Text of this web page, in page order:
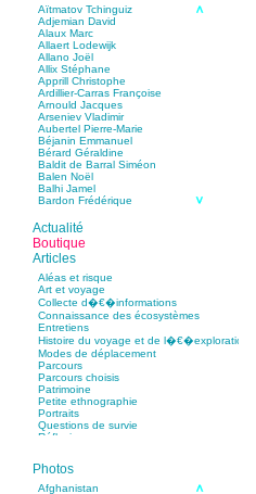
Aïtmatov Tchinguiz
Adjemian David
Alaux Marc
Allaert Lodewijk
Allano Joël
Allix Stéphane
Apprill Christophe
Ardillier-Carras Françoise
Arnould Jacques
Arseniev Vladimir
Aubertel Pierre-Marie
Béjanin Emmanuel
Bérard Géraldine
Baldit de Barral Siméon
Balen Noël
Balhi Jamel
Bardon Frédérique
Bastide Fabien
Baudin Julie
Baujard Jacques
Bazin Sylvain
Bellanger Marc
Bellec Hervé
Belleville Régis
Benestar Géraldine
Benoist Yann
Bertrand Jordane
Bertrandy Antoine
Bezsonov Youri
Bideau Michel-Cosme
Billard Yannick
Blanchet Anne-Lise
Bluntzer Christophe
Bobin Mathieu
Boch Anne-Laure
Boch Julie
Boillot Henri
Bonnem Éric
Boudart Jean-Louis
Actualité
Boutique
Articles
Aléas et risque
Art et voyage
Collecte d�€�informations
Connaissance des écosystèmes
Entretiens
Histoire du voyage et de l�€�exploration
Modes de déplacement
Parcours
Parcours choisis
Patrimoine
Petite ethnographie
Portraits
Questions de survie
Réflexions
Photos
Afghanistan